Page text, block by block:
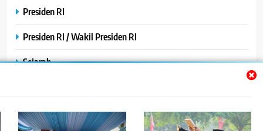
Presiden RI
Presiden RI / Wakil Presiden RI
Sejarah
SPPG /MBG